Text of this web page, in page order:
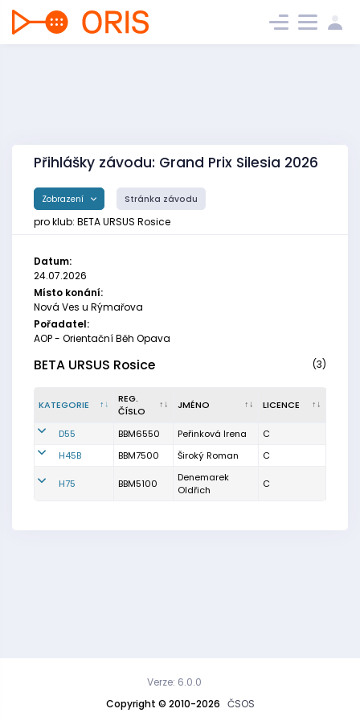
Přihlášky závodu: Grand Prix Silesia 2026
Zobrazení Stránka závodu
pro klub: BETA URSUS Rosice
Datum:
24.07.2026
Místo konání:
Nová Ves u Rýmařova
Pořadatel:
AOP - Orientační Běh Opava
BETA URSUS Rosice (3)
KATEGORIE
REG.
ČÍSLO
JMÉNO LICENCE
D55 BBM6550 Peřinková Irena
C
H45B
BBM7500 Široký Roman C
H75 BBM5100
Denemarek
Oldřich
C
Copyright © 2010-2026 ČSOS
Verze: 6.0.0